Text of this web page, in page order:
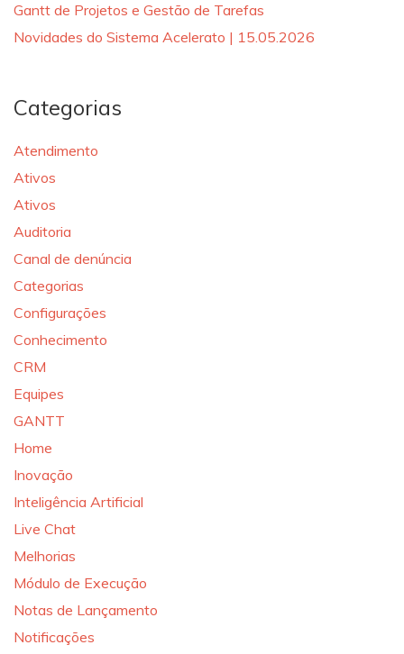
Gantt de Projetos e Gestão de Tarefas
Novidades do Sistema Acelerato | 15.05.2026
Categorias
Atendimento
Ativos
Ativos
Auditoria
Canal de denúncia
Categorias
Configurações
Conhecimento
CRM
Equipes
GANTT
Home
Inovação
Inteligência Artificial
Live Chat
Melhorias
Módulo de Execução
Notas de Lançamento
Notificações